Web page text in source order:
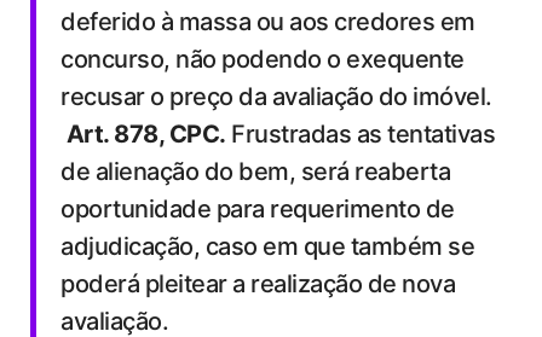
deferido à massa ou aos credores em
concurso, não podendo o exequente
recusar o preço da avaliação do imóvel.
Art. 878, CPC. Frustradas as tentativas
de alienação do bem, será reaberta
oportunidade para requerimento de
adjudicação, caso em que também se
poderá pleitear a realização de nova
avaliação.